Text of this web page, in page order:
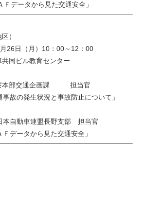
データから見た交通安全」
）
26日（月）10：00～12：00
同ビル教育センター
本部交通企画課 担当官
発生状況と事故防止について」
自動車連盟長野支部 担当官
タから見た交通安全」